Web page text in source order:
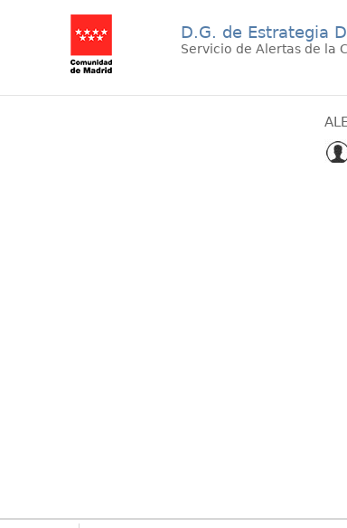
D.G. de Estrategia
Servicio de Alertas de la